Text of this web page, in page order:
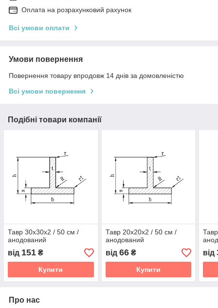
Оплата на розрахунковий рахунок
Всі умови оплати
Умови повернення
Повернення товару впродовж 14 днів за домовленістю
Всі умови повернення
Подібні товари компанії
Тавр 30х30х2 / 50 см /
анодований
від 151 ₴
Купити
Тавр 20х20х2 / 50 см /
анодований
від 66₴
Купити
від
Про нас